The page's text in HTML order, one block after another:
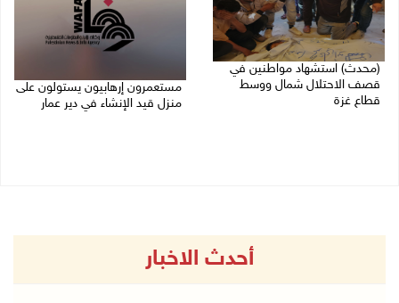
(محدث) استشهاد مواطنين في
قصف الاحتلال شمال ووسط
قطاع غزة
مستعمرون إرهابيون يستولون على
منزل قيد الإنشاء في دير عمار
أحدث الاخبار